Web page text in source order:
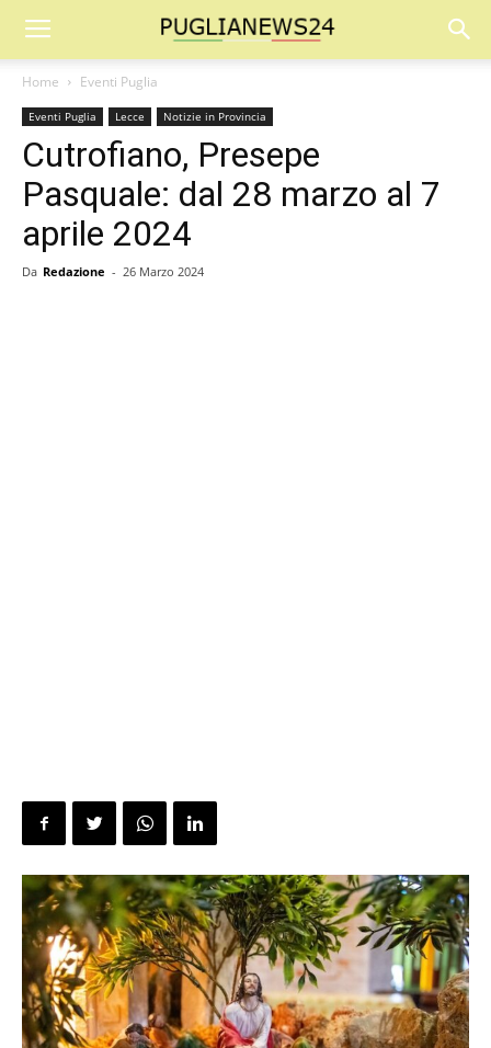
Home Eventi Puglia
Eventi Puglia Lecce Notizie in Provincia
Cutrofiano, Presepe
Pasquale: dal 28 marzo al 7
aprile 2024
Da Redazione - 26 Marzo 2024